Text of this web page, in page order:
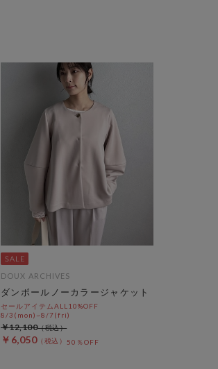
DOUX ARCHIVES
ダンボールノーカラージャケット
セールアイテムALL10%OFF
8/3(mon)~8/7(fri)
￥6,050 50％OFF
￥12,100